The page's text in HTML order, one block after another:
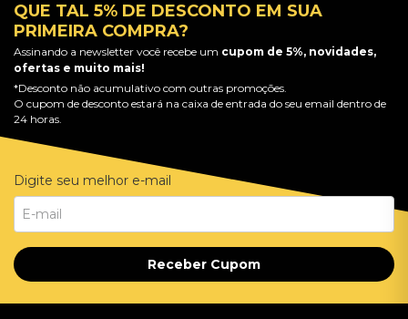
QUE TAL 5% DE DESCONTO EM SUA
PRIMEIRA COMPRA?
Assinando a newsletter você recebe um cupom de 5%, novidades,
ofertas e muito mais!
*Desconto não acumulativo com outras promoções.
O cupom de desconto estará na caixa de entrada do seu email dentro de
24 horas.
Digite seu melhor e-mail
Receber Cupom